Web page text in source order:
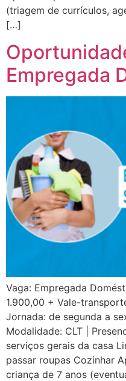
(triagem de currículos,
[…]
Empregada
Vaga: Empregada
1.900,00 + Vale-
Jornada: de segunda a
Modalidade: CLT |
serviços gerais da casa
passar roupas Cozinhar
criança de 7 anos